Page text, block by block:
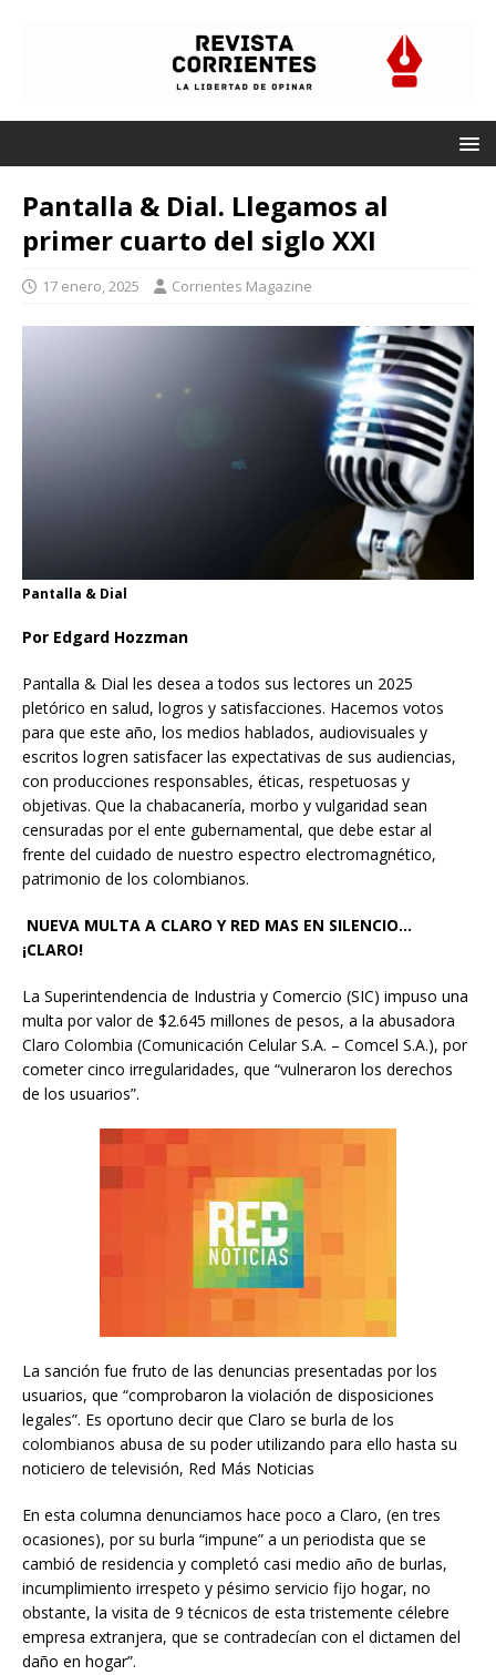
Pantalla & Dial. Llegamos al
primer cuarto del siglo XXI
17 enero, 2025 Corrientes Magazine
Pantalla & Dial
Por Edgard Hozzman
Pantalla & Dial les desea a todos sus lectores un 2025
pletórico en salud, logros y satisfacciones. Hacemos votos
para que este año, los medios hablados, audiovisuales y
escritos logren satisfacer las expectativas de sus audiencias,
con producciones responsables, éticas, respetuosas y
objetivas. Que la chabacanería, morbo y vulgaridad sean
censuradas por el ente gubernamental, que debe estar al
frente del cuidado de nuestro espectro electromagnético,
patrimonio de los colombianos.
NUEVA MULTA A CLARO Y RED MAS EN SILENCIO…
¡CLARO!
La Superintendencia de Industria y Comercio (SIC) impuso una
multa por valor de $2.645 millones de pesos, a la abusadora
Claro Colombia (Comunicación Celular S.A. – Comcel S.A.), por
cometer cinco irregularidades, que “vulneraron los derechos
de los usuarios”.
La sanción fue fruto de las denuncias presentadas por los
usuarios, que “comprobaron la violación de disposiciones
legales”. Es oportuno decir que Claro se burla de los
colombianos abusa de su poder utilizando para ello hasta su
noticiero de televisión, Red Más Noticias
En esta columna denunciamos hace poco a Claro, (en tres
ocasiones), por su burla “impune” a un periodista que se
cambió de residencia y completó casi medio año de burlas,
incumplimiento irrespeto y pésimo servicio fijo hogar, no
obstante, la visita de 9 técnicos de esta tristemente célebre
empresa extranjera, que se contradecían con el dictamen del
daño en hogar”.